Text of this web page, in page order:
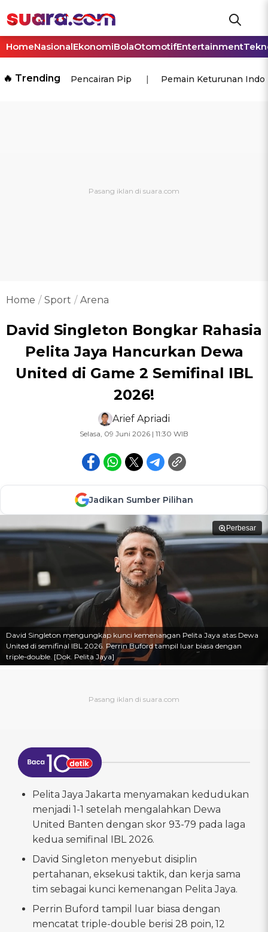
HomeNasionalEkonomiBolaOtomotifEntertainment
🔥 Trending Pencairan Pip Pemain Keturunan
Home Sport Arena
David Singleton Bongkar Rahasia
Pelita Jaya Hancurkan Dewa
United di Game 2 Semifinal IBL
2026!
Arief Apriadi
Selasa, 09 Juni 2026 | 11:30 WIB
Jadikan Sumber Pilihan
Perbesar
David Singleton mengungkap kunci kemenangan Pelita Jaya atas Dewa
United di semifinal IBL 2026. Perrin Buford tampil luar biasa dengan
triple-double. [Dok. Pelita Jaya]
Pelita Jaya Jakarta menyamakan kedudukan
menjadi 1-1 setelah mengalahkan Dewa
United Banten dengan skor 93-79 pada laga
kedua semifinal IBL 2026.
David Singleton menyebut disiplin
pertahanan, eksekusi taktik, dan kerja sama
tim sebagai kunci kemenangan Pelita Jaya.
Perrin Buford tampil luar biasa dengan
mencatat triple-double berisi 28 poin, 12